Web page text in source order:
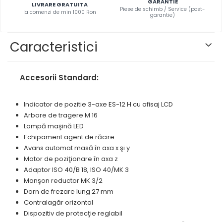
Masini electrice de filetat
Masini de gaurit cu talpa
magnetica
prelucrarea metalelor
carbura
Panze de taiere metal pentru
ferastraie
Roti de lustruit
Standuri pentru ferăstraie cu
Standuri pentru mașini de găurit
și frezat
Standuri pentru mașini de
șlefuit
Prese pentru rame
LIVRARE GRATUITA
la comenzi de min 1000 Ron
Piese de schimb / Service (post-
garantie)
Caracteristici
Accesorii Standard:
Indicator de pozitie 3-axe ES-12 H cu afisaj LCD
Arbore de tragere M 16
Lampă maşină LED
Echipament agent de răcire
Avans automat masă în axa x şi y
Motor de poziţionare în axa z
Adaptor ISO 40/B 18, ISO 40/MK 3
Manşon reductor MK 3/2
Dorn de frezare lung 27 mm
Contralagăr orizontal
Dispozitiv de protecţie reglabil